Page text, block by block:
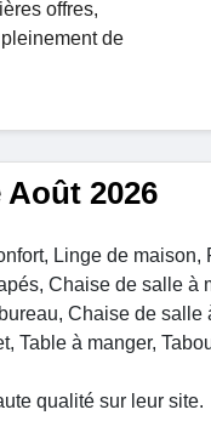
offres,
de
2026
Linge de maison,
Chaise de salle à
Chaise de salle
Table à manger,
qualité sur leur site.